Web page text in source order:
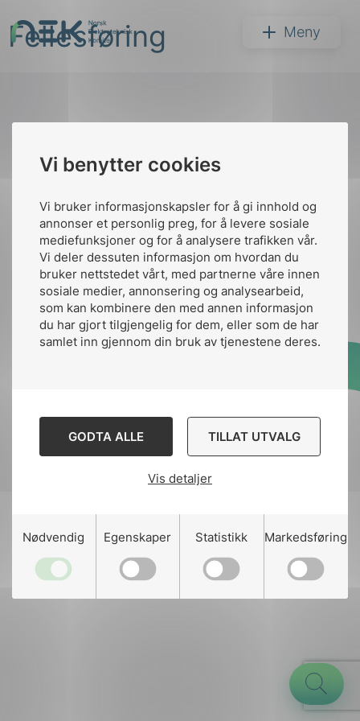
Vi benytter cookies
Vi bruker informasjonskapsler for å gi innhold og
annonser et personlig preg, for å levere sosiale
mediefunksjoner og for å analysere trafikken vår.
Vi deler dessuten informasjon om hvordan du
bruker nettstedet vårt, med partnerne våre innen
sosiale medier, annonsering og analysearbeid,
som kan kombinere den med annen informasjon
du har gjort tilgjengelig for dem, eller som de har
samlet inn gjennom din bruk av tjenestene deres.
GODTA ALLE TILLAT UTVALG
Vis detaljer
Nødvendig Egenskaper Statistikk Markedsføring
til
innhold
NEK Meny
Søk
Fellesføring
Kontakt oss
Ansatte
nek@nek.no
Kontakt
Bruk av Cookies